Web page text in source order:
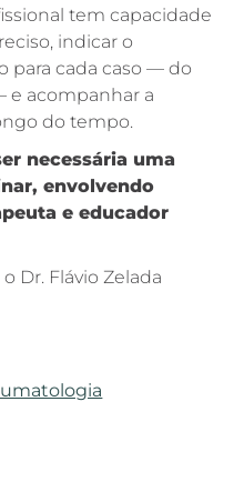
tem capacidade
indicar o
para cada caso — do
e acompanhar a
do tempo.
necessária uma
envolvendo
e educador
Dr. Flávio Zelada